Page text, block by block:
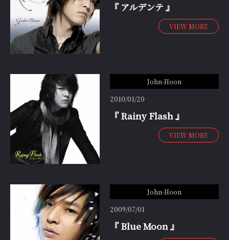
『 アルデンテ 』
VIEW MORE
John-Hoon
2010/01/20
『 Rainy Flash 』
VIEW MORE
John-Hoon
2009/07/01
『 Blue Moon 』